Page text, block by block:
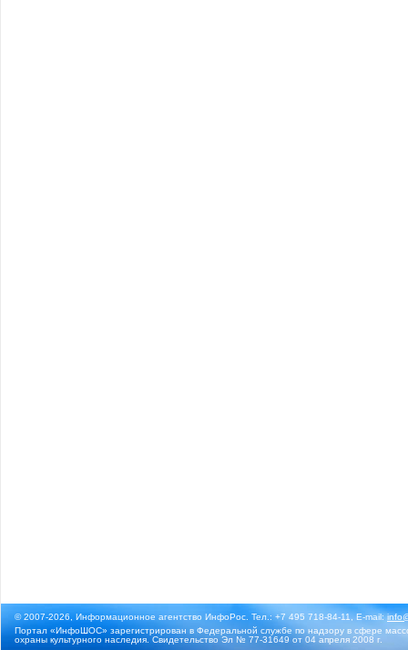
© 2007-2026, Информационное агентство ИнфоРос. Тел.: +7 495 718-84-11, E-mail:
Портал «ИнфоШОС» зарегистрирован в Федеральной службе по надзору в сфере
охраны культурного наследия. Свидетельство Эл № 77-31649 от 04 апреля 2008 г.